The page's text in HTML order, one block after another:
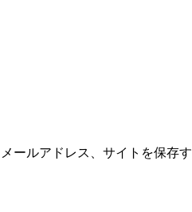
ールアドレス、サイトを保存す